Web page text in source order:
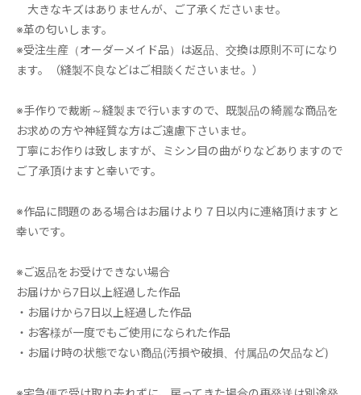
大きなキズはありませんが、ご了承くださいませ。
※革の匂いします。
※受注生産（オーダーメイド品）は返品、交換は原則不可になり
ます。（縫製不良などはご相談くださいませ。）
※手作りで裁断～縫製まで行いますので、既製品の綺麗な商品を
お求めの方や神経質な方はご遠慮下さいませ。
丁寧にお作りは致しますが、ミシン目の曲がりなどありますので
ご了承頂けますと幸いです。
※作品に問題のある場合はお届けより７日以内に連絡頂けますと
幸いです。
※ご返品をお受けできない場合
お届けから7日以上経過した作品
・お届けから7日以上経過した作品
・お客様が一度でもご使用になられた作品
・お届け時の状態でない商品(汚損や破損、付属品の欠品など)